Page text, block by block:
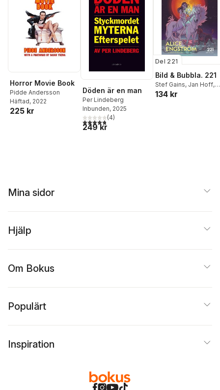
Horror Movie Book
Pidde Andersson
Häftad, 2022
225 kr
Döden är en man
Per Lindeberg
Inbunden, 2025
4,8utav 5 stjärnor. Totalt antal röster:
(4)
249 kr
Del 221
Bild & Bubbla. 221
Stef Gains, Jan Hoff,
Håkan Storsaeter
134 kr
Mina sidor
Hjälp
Om Bokus
Populärt
Inspiration